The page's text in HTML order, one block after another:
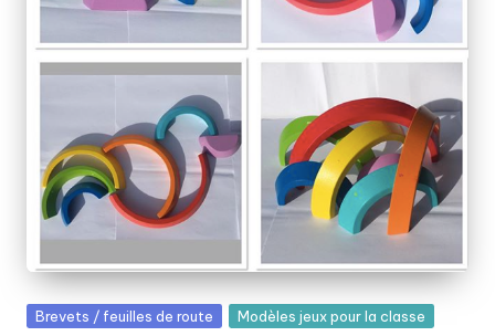
le
p
ll
e
t
é
e
Posted
Brevets / feuilles de route Modèles jeux pour la classe